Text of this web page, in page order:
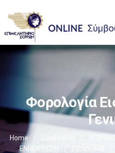
Φορολογία
Home / Σύμβουλος
ΕΝΗΜΕΡΩΣΗ
/ ΕΙΣΟΔΗΜΑ